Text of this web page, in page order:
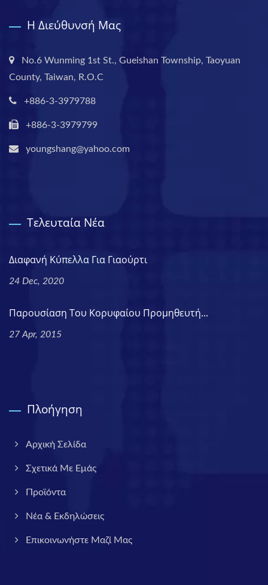
Η Διεύθυνσή Μας
No.6 Wunming 1st St., Gueishan Township, Taoyuan
County, Taiwan, R.O.C
+886-3-3979788
+886-3-3979799
youngshang@yahoo.com
Τελευταία Νέα
Διαφανή Κύπελλα Για Γιαούρτι
24 Dec, 2020
Παρουσίαση Του Κορυφαίου Προμηθευτή...
27 Apr, 2015
Πλοήγηση
Αρχική Σελίδα
Σχετικά Με Εμάς
Προϊόντα
Νέα & Εκδηλώσεις
Επικοινωνήστε Μαζί Μας